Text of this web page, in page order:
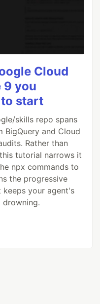
Cloud
9 you
start
skills repo spans
BigQuery and Cloud
Rather than
tutorial narrows it
npx commands to
the progressive
your agent's